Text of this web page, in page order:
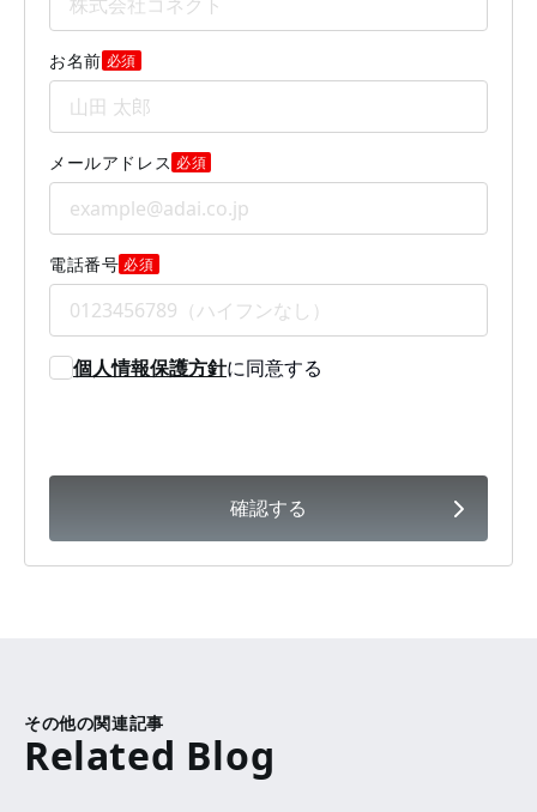
お名前 必須
メールアドレス 必須
電話番号 必須
個人情報保護方針に同意する
確認する
その他の関連記事